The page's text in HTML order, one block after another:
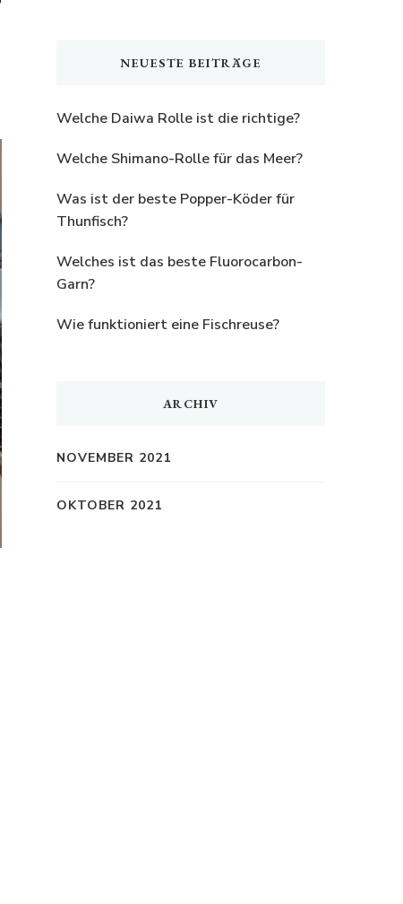
NEUESTE BEITRÄGE
Welche Daiwa Rolle ist die richtige?
Welche Shimano-Rolle für das Meer?
Was ist der beste Popper-Köder für
Thunfisch?
Welches ist das beste Fluorocarbon-
Garn?
Wie funktioniert eine Fischreuse?
ARCHIV
NOVEMBER 2021
OKTOBER 2021